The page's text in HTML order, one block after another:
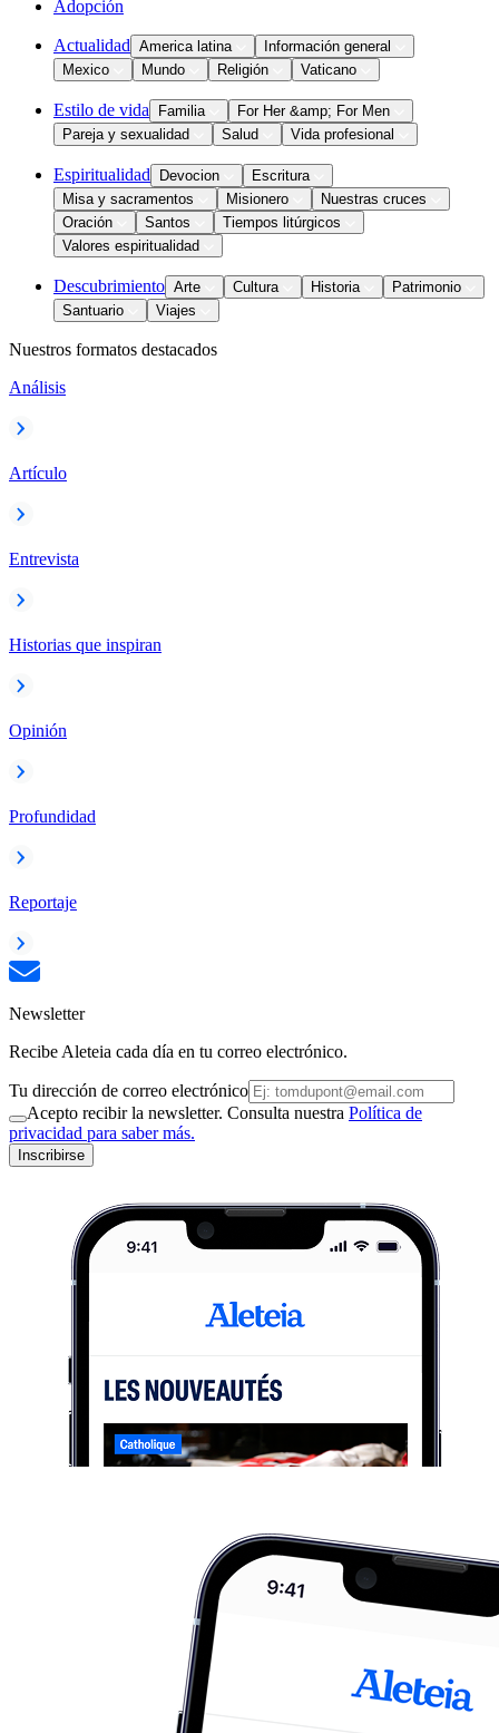
Adopción
Actualidad America latina
Información general
Mexico
Mundo Religión Vaticano
Estilo de vida Familia
For Her &amp; For Men
Pareja y sexualidad
Salud Vida profesional
Espiritualidad Devocion
Escritura
Misa y sacramentos
Misionero
Nuestras cruces
Oración
Santos
Tiempos litúrgicos
Valores espiritualidad
Descubrimiento Arte Cultura Historia
Patrimonio
Santuario
Viajes
Nuestros formatos destacados
Análisis
Artículo
Entrevista
Historias que inspiran
Opinión
Profundidad
Reportaje
Newsletter
Recibe Aleteia cada día en tu correo electrónico.
Tu dirección de correo electrónico
Acepto recibir la newsletter. Consulta nuestra Política de
privacidad para saber más.
Inscribirse